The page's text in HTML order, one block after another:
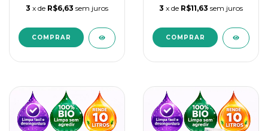
3 x de R$6,63 sem juros
3 x de R$11,63 sem juros